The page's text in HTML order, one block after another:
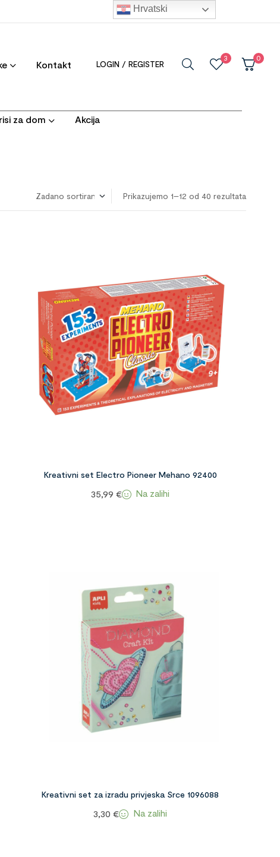
Kontakt LOGIN / REGISTER
3 0
za dom Akcija
Prikazujemo 1–12 od 40 rezultata
Kreativni set Electro Pioneer Mehano 92400
35,99 € Na zalihi
Kreativni set za izradu privjeska Srce 1096088
3,30€ Na zalihi
Hrvatski